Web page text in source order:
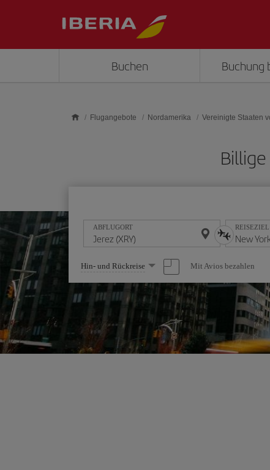
Buchen Buchung
Flugangebote Nordamerika Vereinigte Staaten
ABFLUGORT REISEZIEL
Wählen
Sie
eine
Option
Hin- und Rückreise Mit Avios bezahlen